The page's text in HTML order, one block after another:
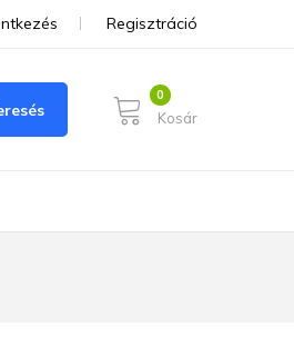
Regisztráció
Kosár